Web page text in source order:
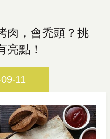
肉，會禿頭？挑
亮點！
11